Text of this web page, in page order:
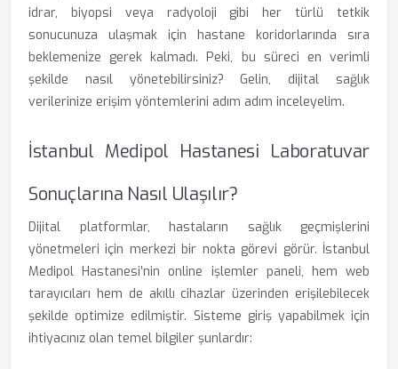
idrar, biyopsi veya radyoloji gibi her türlü tetkik
sonucunuza ulaşmak için hastane koridorlarında sıra
beklemenize gerek kalmadı. Peki, bu süreci en verimli
şekilde nasıl yönetebilirsiniz? Gelin, dijital sağlık
verilerinize erişim yöntemlerini adım adım inceleyelim.
İstanbul Medipol Hastanesi Laboratuvar
Sonuçlarına Nasıl Ulaşılır?
Dijital platformlar, hastaların sağlık geçmişlerini
yönetmeleri için merkezi bir nokta görevi görür. İstanbul
Medipol Hastanesi’nin online işlemler paneli, hem web
tarayıcıları hem de akıllı cihazlar üzerinden erişilebilecek
şekilde optimize edilmiştir. Sisteme giriş yapabilmek için
ihtiyacınız olan temel bilgiler şunlardır: